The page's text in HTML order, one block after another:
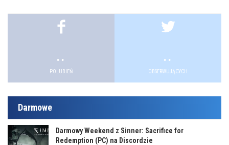
...
POLUBIEŃ
..
OBSERWUJĄCYCH
Darmowe
Darmowy Weekend z Sinner: Sacrifice for
Redemption (PC) na Discordzie